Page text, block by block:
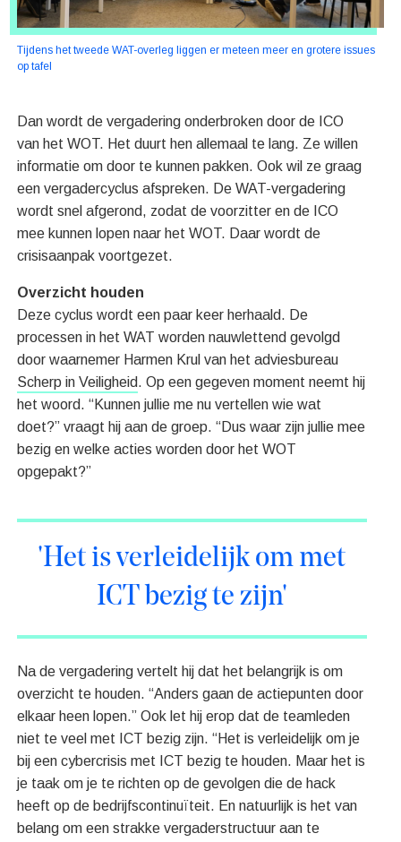
Tijdens het tweede WAT-overleg liggen er meteen meer en grotere issues
op tafel
Dan wordt de vergadering onderbroken door de ICO
van het WOT. Het duurt hen allemaal te lang. Ze willen
informatie om door te kunnen pakken. Ook wil ze graag
een vergadercyclus afspreken. De WAT-vergadering
wordt snel afgerond, zodat de voorzitter en de ICO
mee kunnen lopen naar het WOT. Daar wordt de
crisisaanpak voortgezet.
Overzicht houden
Deze cyclus wordt een paar keer herhaald. De
processen in het WAT worden nauwlettend gevolgd
door waarnemer Harmen Krul van het adviesbureau
Scherp in Veiligheid. Op een gegeven moment neemt hij
het woord. “Kunnen jullie me nu vertellen wie wat
doet?” vraagt hij aan de groep. “Dus waar zijn jullie mee
bezig en welke acties worden door het WOT
opgepakt?”
'Het is verleidelijk om met
ICT bezig te zijn'
Na de vergadering vertelt hij dat het belangrijk is om
overzicht te houden. “Anders gaan de actiepunten door
elkaar heen lopen.” Ook let hij erop dat de teamleden
niet te veel met ICT bezig zijn. “Het is verleidelijk om je
bij een cybercrisis met ICT bezig te houden. Maar het is
je taak om je te richten op de gevolgen die de hack
heeft op de bedrijfscontinuïteit. En natuurlijk is het van
belang om een strakke vergaderstructuur aan te